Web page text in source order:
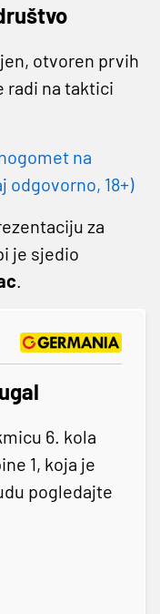
otvoren prvih
radi na taktici
na
odgovorno, 18+)
za
je sjedio
.
6. kola
1, koja je
pogledajte